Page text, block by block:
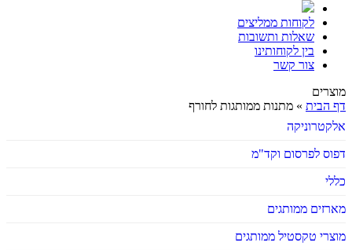
לקוחות ממליצים
שאלות ותשובות
בין לקוחותינו
צור קשר
מוצרים
דף הבית » מתנות ממותגות לחורף
אלקטרוניקה
דפוס לפרסום וקד"מ
כללי
מארזים ממותגים
מוצרי טקסטיל ממותגים